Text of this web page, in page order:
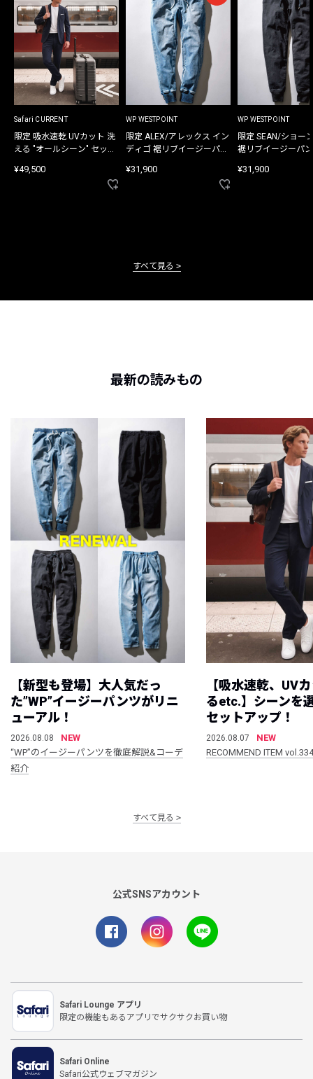
Safari CURRENT
限定 吸水速乾 UVカット 洗
える "オールシーン" セット
¥49,500
WP WESTPOINT
限定 ALEX/アレックス イン
ディゴ 裾リブイージーパン
¥31,900
WP WESTPOINT
限定 SEAN/ショー
裾リブイージーパ
¥31,900
すべて見る
最新の読みもの
【新型も登場】大人気だっ
た”WP”イージーパンツがリニ
ューアル！
2026.08.08
NEW
“WP”のイージーパンツを徹底解説&コーデ
紹介
【吸水速乾、UV
るetc.】シーンを
セットアップ！
2026.08.07
NEW
RECOMMEND ITEM vol.334
すべて見る
公式SNSアカウント
Safari Lounge アプリ
限定の機能もあるアプリでサクサクお買い物
Safari Online
Safari公式ウェブマガジン